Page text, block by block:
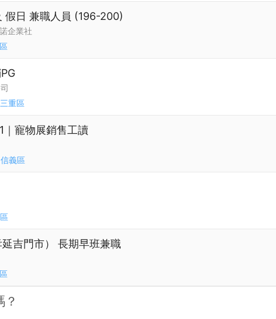
假日 兼職人員 (196-200)
企業社
三重區
寵物展銷售工讀
信義區
吉門市） 長期早班兼職